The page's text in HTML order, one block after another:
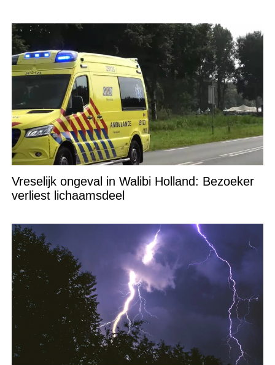
Vreselijk ongeval in Walibi Holland: Bezoeker
verliest lichaamsdeel